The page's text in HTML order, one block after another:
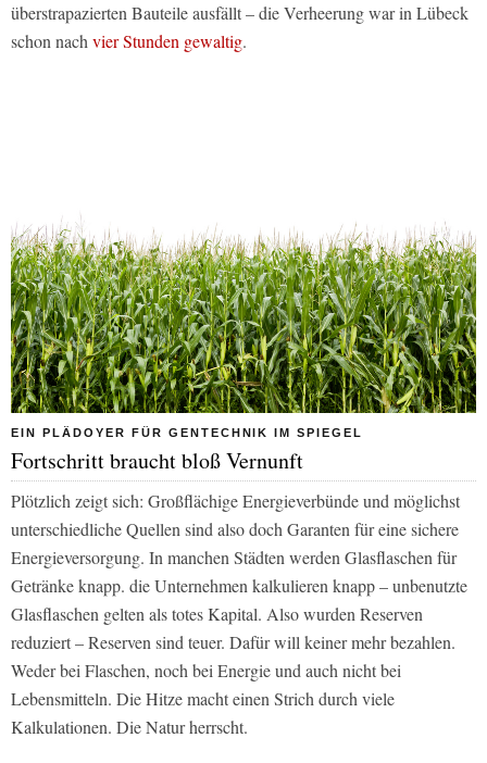
überstrapazierten Bauteile ausfällt – die Verheerung war in Lübeck
schon nach vier Stunden gewaltig.
EIN PLÄDOYER FÜR GENTECHNIK IM SPIEGEL
Fortschritt braucht bloß Vernunft
Plötzlich zeigt sich: Großflächige Energieverbünde und möglichst
unterschiedliche Quellen sind also doch Garanten für eine sichere
Energieversorgung. In manchen Städten werden Glasflaschen für
Getränke knapp. die Unternehmen kalkulieren knapp – unbenutzte
Glasflaschen gelten als totes Kapital. Also wurden Reserven
reduziert – Reserven sind teuer. Dafür will keiner mehr bezahlen.
Weder bei Flaschen, noch bei Energie und auch nicht bei
Lebensmitteln. Die Hitze macht einen Strich durch viele
Kalkulationen. Die Natur herrscht.